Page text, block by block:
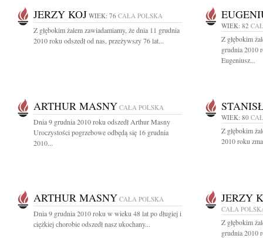
JERZY KOJ WIEK: 76 CAŁA POLSKA
Z głębokim żalem zawiadamiamy, że dnia 11 grudnia
2010 roku odszedł od nas, przeżywszy 76 lat...
WIEK: 82
Z głębokim
grudnia 2010
Eugeniusz...
ARTHUR MASNY CAŁA POLSKA
Dnia 9 grudnia 2010 roku odszedł Arthur Masny
Uroczystości pogrzebowe odbędą się 16 grudnia
2010...
WIEK: 80
Z głębokim
2010 roku
ARTHUR MASNY CAŁA POLSKA
Dnia 9 grudnia 2010 roku w wieku 48 lat po długiej i
ciężkiej chorobie odszedł nasz ukochany...
JERZY
CAŁA
Z głębokim
grudnia 2010